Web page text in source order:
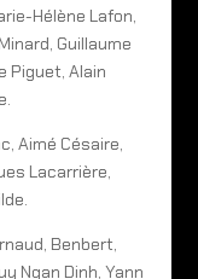
Hélène Lafon,
Guillaume
Piguet, Alain
Aimé Césaire,
Lacarrière,
Benbert,
Ngan Dinh, Yann